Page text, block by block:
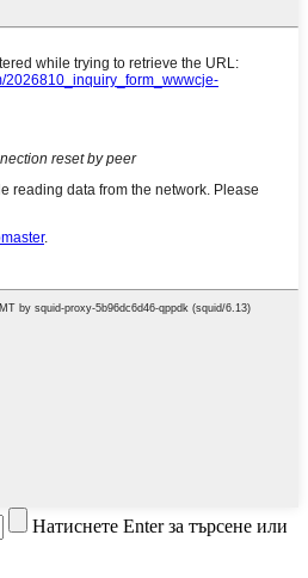
Натиснете Enter за търсене или